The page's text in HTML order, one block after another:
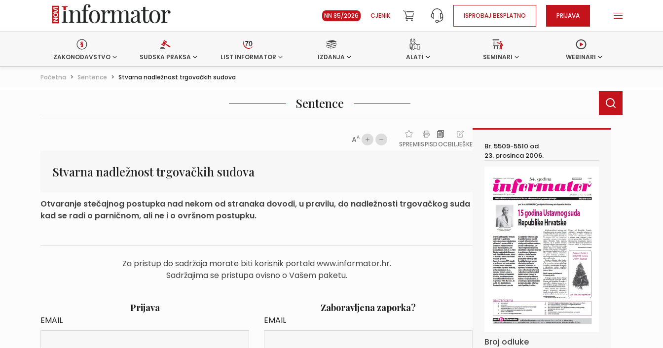
NN 85/2026 CJENIK ISPROBAJ BESPLATNO PRIJAVA
ZAKONODAVSTVO SUDSKA PRAKSA LIST INFORMATOR IZDANJA ALATI SEMINARI WEBINARI
Početna > Sentence > Stvarna nadležnost trgovačkih sudova
Sentence
AA
SPREMIISPISDOCBILJEŠKE
Stvarna nadležnost trgovačkih sudova
Otvaranje stečajnog postupka nad nekom od stranaka dovodi, u pravilu, do nadležnosti trgovačkog suda
kad se radi o parničnom, ali ne i o ovršnom postupku.
Za pristup do sadržaja morate biti korisnik portala www.informator.hr.
Sadržajima se pristupa ovisno o Vašem paketu.
Prijava
EMAIL
Zaboravljena zaporka?
EMAIL
Br. 5509-5510 od
23. prosinca 2006.
Broj odluke